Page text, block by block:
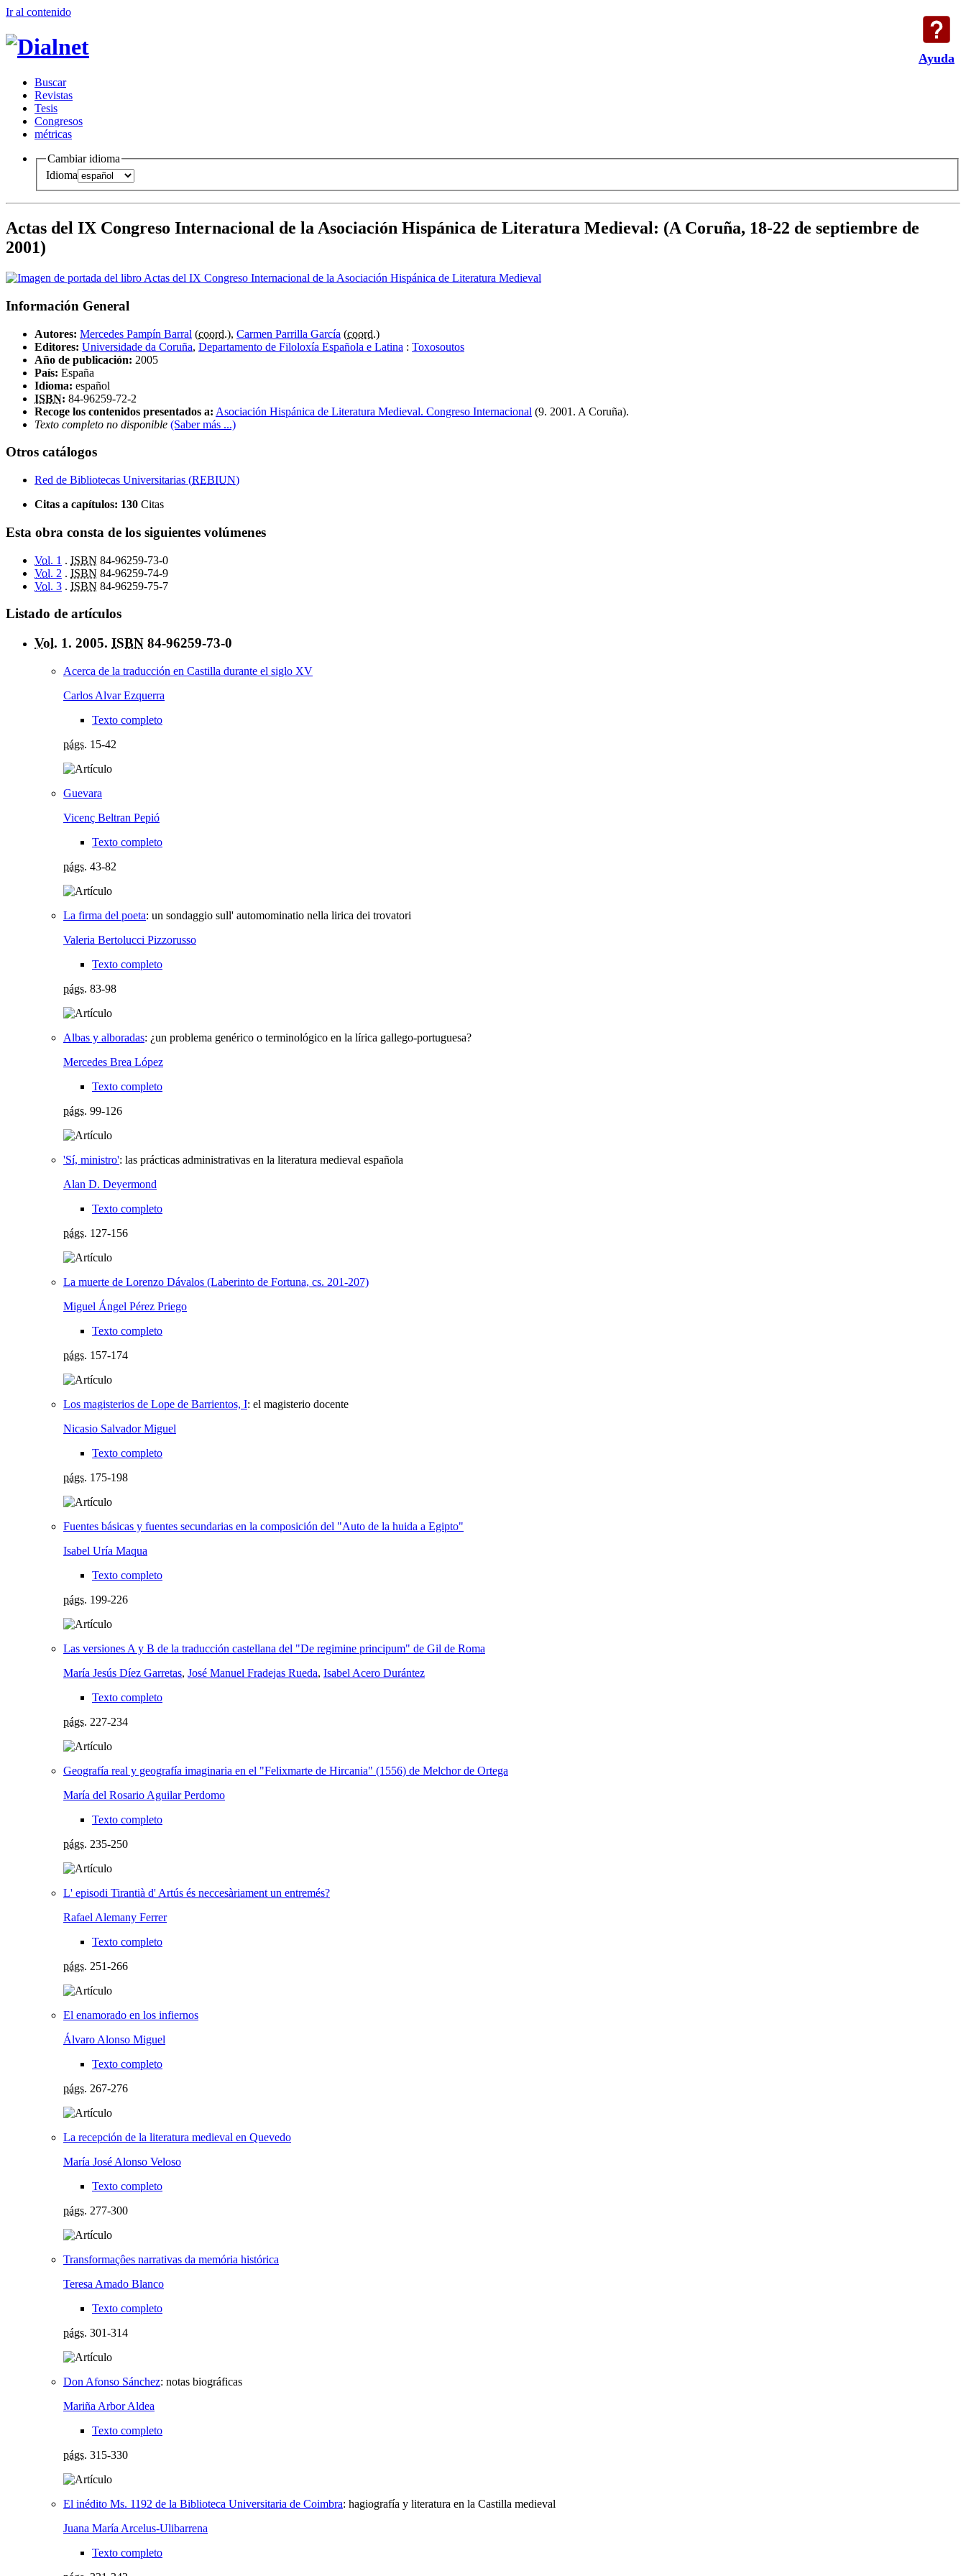
Ayuda
Ir al contenido
Buscar
Revistas
Tesis
Congresos
métricas
Cambiar idioma
Idioma
Actas del IX Congreso Internacional de la Asociación Hispánica de Literatura Medieval: (A Coruña, 18-22 de septiembre de
2001)
Información General
Autores: Mercedes Pampín Barral (coord.), Carmen Parrilla García (coord.)
Editores: Universidade da Coruña, Departamento de Filoloxía Española e Latina : Toxosoutos
Año de publicación: 2005
País: España
Idioma: español
ISBN: 84-96259-72-2
Recoge los contenidos presentados a: Asociación Hispánica de Literatura Medieval. Congreso Internacional (9. 2001. A Coruña).
Texto completo no disponible (Saber más ...)
Otros catálogos
Red de Bibliotecas Universitarias (REBIUN)
Citas a capítulos: 130 Citas
Esta obra consta de los siguientes volúmenes
Vol. 1 . ISBN 84-96259-73-0
Vol. 2 . ISBN 84-96259-74-9
Vol. 3 . ISBN 84-96259-75-7
Listado de artículos
Vol. 1. 2005. ISBN 84-96259-73-0
Acerca de la traducción en Castilla durante el siglo XV
Carlos Alvar Ezquerra
Texto completo
págs. 15-42
Guevara
Vicenç Beltran Pepió
Texto completo
págs. 43-82
La firma del poeta: un sondaggio sull' automominatio nella lirica dei trovatori
Valeria Bertolucci Pizzorusso
Texto completo
págs. 83-98
Albas y alboradas: ¿un problema genérico o terminológico en la lírica gallego-portuguesa?
Mercedes Brea López
Texto completo
págs. 99-126
'Sí, ministro': las prácticas administrativas en la literatura medieval española
Alan D. Deyermond
Texto completo
págs. 127-156
La muerte de Lorenzo Dávalos (Laberinto de Fortuna, cs. 201-207)
Miguel Ángel Pérez Priego
Texto completo
págs. 157-174
Los magisterios de Lope de Barrientos, I: el magisterio docente
Nicasio Salvador Miguel
Texto completo
págs. 175-198
Fuentes básicas y fuentes secundarias en la composición del "Auto de la huida a Egipto"
Isabel Uría Maqua
Texto completo
págs. 199-226
Las versiones A y B de la traducción castellana del "De regimine principum" de Gil de Roma
María Jesús Díez Garretas, José Manuel Fradejas Rueda, Isabel Acero Durántez
Texto completo
págs. 227-234
Geografía real y geografía imaginaria en el "Felixmarte de Hircania" (1556) de Melchor de Ortega
María del Rosario Aguilar Perdomo
Texto completo
págs. 235-250
L' episodi Tirantià d' Artús és neccesàriament un entremés?
Rafael Alemany Ferrer
Texto completo
págs. 251-266
El enamorado en los infiernos
Álvaro Alonso Miguel
Texto completo
págs. 267-276
La recepción de la literatura medieval en Quevedo
María José Alonso Veloso
Texto completo
págs. 277-300
Transformaçôes narrativas da memória histórica
Teresa Amado Blanco
Texto completo
págs. 301-314
Don Afonso Sánchez: notas biográficas
Mariña Arbor Aldea
Texto completo
págs. 315-330
El inédito Ms. 1192 de la Biblioteca Universitaria de Coimbra: hagiografía y literatura en la Castilla medieval
Juana María Arcelus-Ulibarrena
Texto completo